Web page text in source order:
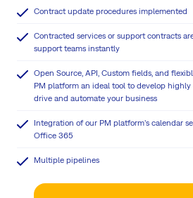
Contract update procedures implemented
Contracted services or support contracts
support teams instantly
Open Source, API, Custom fields, and
PM platform an ideal tool to develop
drive and automate your business
Integration of our PM platform’s calendar
Office 365
Multiple pipelines